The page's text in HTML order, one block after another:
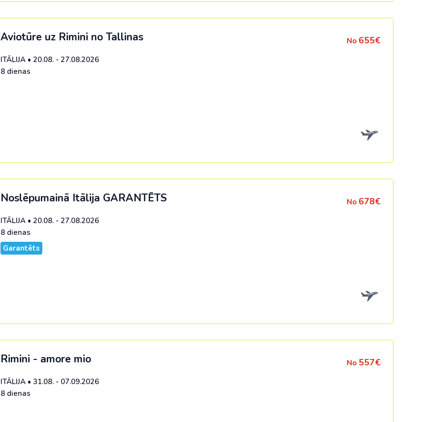
Uzbekistāna
Vjetnama
Aviotūre uz Rimini no Tallinas
ITĀLIJA• 20.08. - 27.08.2026
8 dienas
No 655€
Noslēpumainā Itālija GARANTĒTS
ITĀLIJA• 20.08. - 27.08.2026
8 dienas
Garantēts
No 678€
Rimini - amore mio
ITĀLIJA• 31.08. - 07.09.2026
8 dienas
No 557€